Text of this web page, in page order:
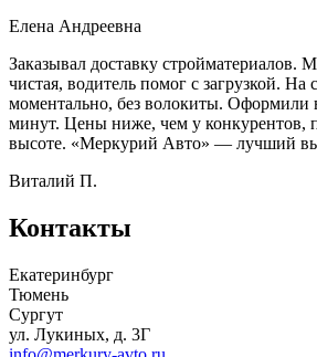
Елена Андреевна
Заказывал доставку стройматериалов.
чистая, водитель помог с загрузкой. На
моментально, без волокиты. Оформили
минут. Цены ниже, чем у конкурентов,
высоте. «Меркурий Авто» — лучший
Виталий П.
Контакты
Екатеринбург
Тюмень
Сургут
ул. Лукиных, д. 3Г